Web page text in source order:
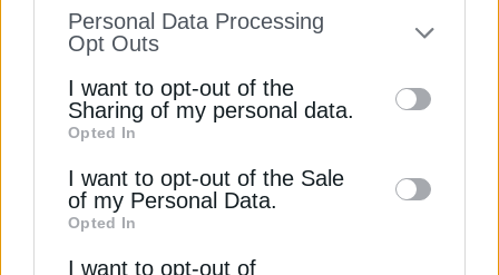
to your opt-out. You may separately opt-out
information by third parties on the IAB’s list
of downstream participants. This
information may also be disclosed by us to
third parties on theIAB’s List of
Downstream Participants
Personal Data Processing
Opt Outs
I want to opt-out of the
Sharing of my personal data.
Opted In
I want to opt-out of the Sale
of my Personal Data.
Opted In
I want to opt-out of
εξετάζεται είναι μέσω της έγχυσής του στο
Σύστημα Μεταφοράς Φυσικού Αερίου του
Φεβρουάριο του 2023 και σε αυτήν το 51%
ανήκει στην Motor Oil και το 49% στη ΔΕΗ.
Διαβάστε ακόμη
Στον αέρα η αγορά φυσικού αερίου από τις